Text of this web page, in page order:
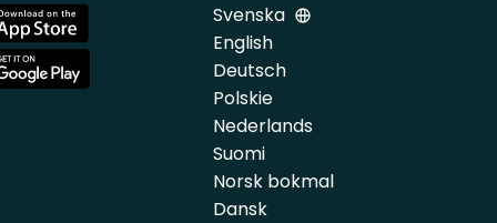
Svenska
English
Deutsch
Polskie
Nederlands
Suomi
Norsk bokmal
Dansk